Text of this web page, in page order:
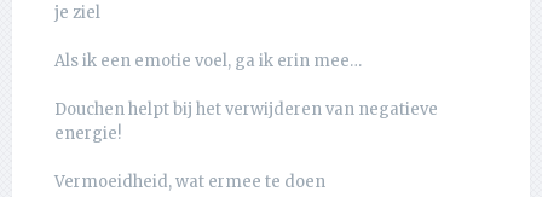
je ziel
Als ik een emotie voel, ga ik erin mee…
Douchen helpt bij het verwijderen van negatieve
energie!
Vermoeidheid, wat ermee te doen